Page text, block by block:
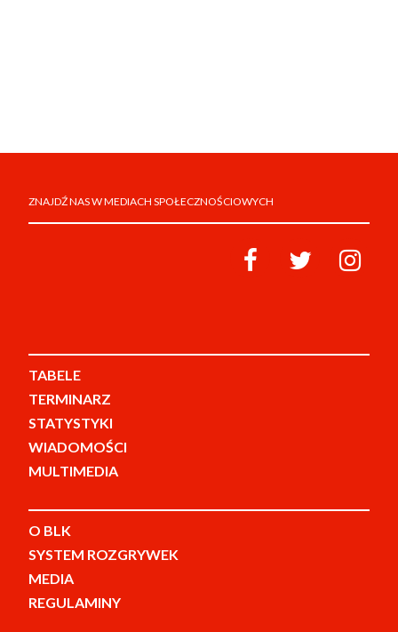
ZNAJDŹ NAS W MEDIACH SPOŁECZNOŚCIOWYCH
TABELE
TERMINARZ
STATYSTYKI
WIADOMOŚCI
MULTIMEDIA
O BLK
SYSTEM ROZGRYWEK
MEDIA
REGULAMINY